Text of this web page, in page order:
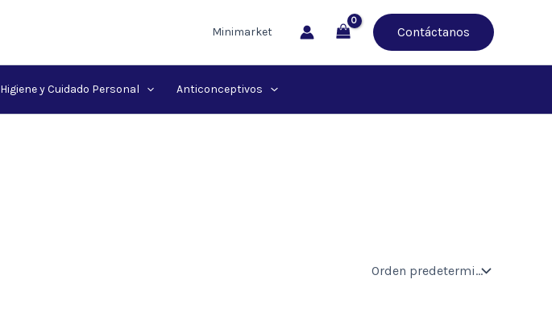
Minimarket Contáctanos
Higiene y Cuidado Personal Anticonceptivos